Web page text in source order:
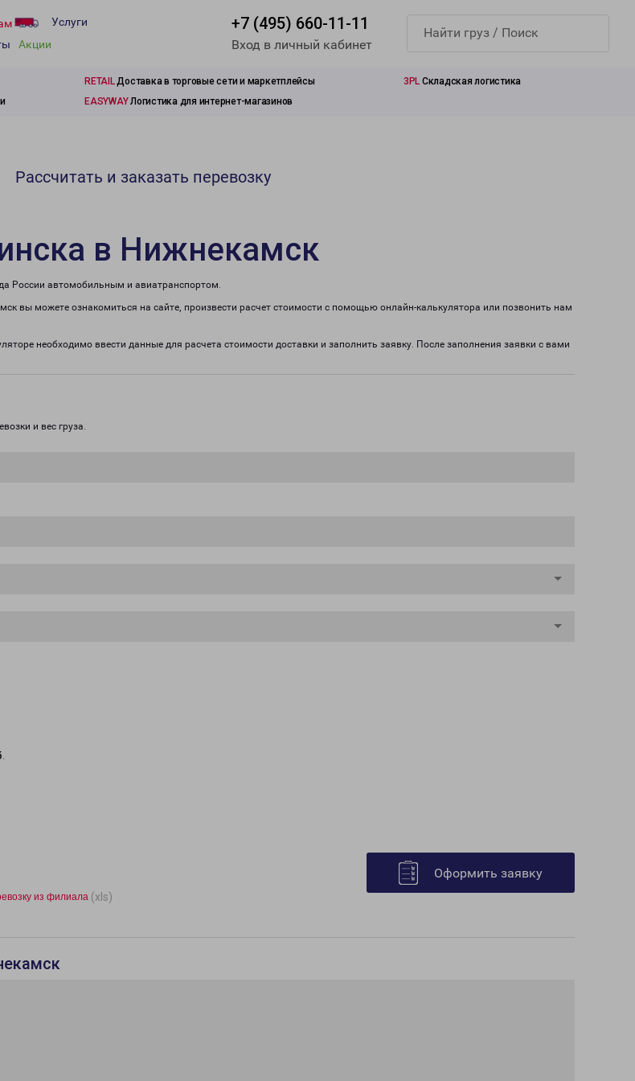
Услуги
Акции
+7 (495) 660-11-11
Вход в личный кабинет
RETAILДоставка в торговые сети и маркетплейсы 3PL Складская логистика
EASYWAYЛогистика для интернет-магазинов
Рассчитать и заказать перевозку
в Нижнекамск
России автомобильным и авиатранспортом.
вы можете ознакомиться на сайте, произвести расчет стоимости с помощью онлайн-калькулятора или позвонить нам
необходимо ввести данные для расчета стоимости доставки и заполнить заявку. После заполнения заявки с вами
и вес груза.
.
из филиала (xls)
Оформить заявку